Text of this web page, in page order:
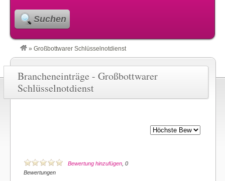
Suchen
» Großbottwarer Schlüsselnotdienst
Brancheneinträge - Großbottwarer
Schlüsselnotdienst
Bewertung hinzufügen , 0
Bewertungen